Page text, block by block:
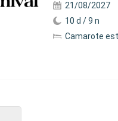
21/08/2027
10 d / 9 n
Camarote